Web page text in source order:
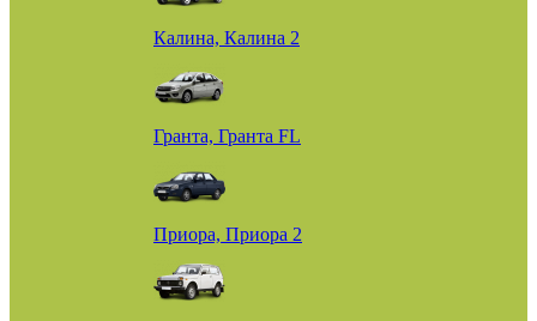
Калина, Калина 2
Гранта, Гранта FL
Приора, Приора 2